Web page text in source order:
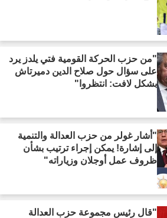
"من حزب الحركة القومية فتي يلدز يرد
على سؤال حول صلاح الدين دميرتاش
بشكل لافت: انتظروا"
"أشار غولر من حزب العدالة والتنمية
إلى إشارة! يمكن إجراء ترتيب بشأن
ظروف عمل أوجلان وزياراته"
"قال رئيس مجموعة حزب العدالة